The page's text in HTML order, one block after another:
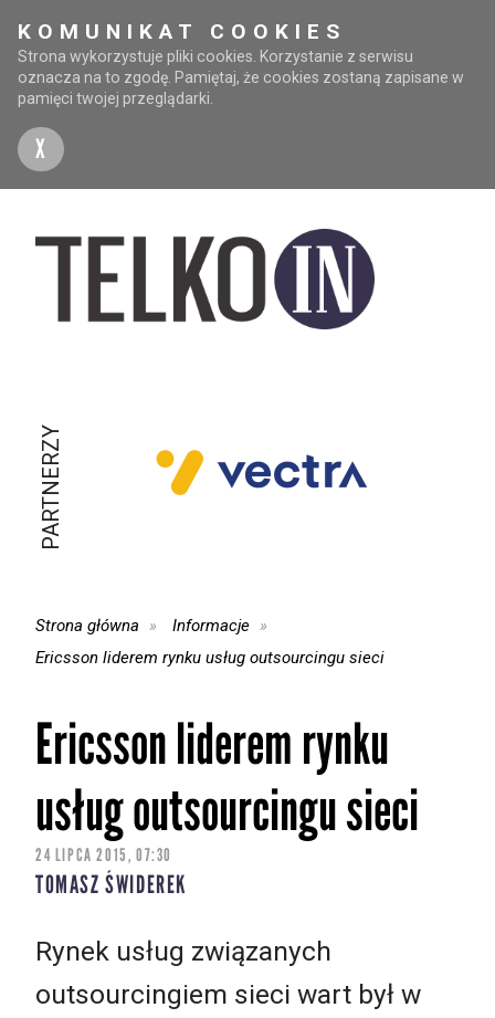
KOMUNIKAT COOKIES
Strona wykorzystuje pliki cookies. Korzystanie z serwisu
oznacza na to zgodę. Pamiętaj, że cookies zostaną zapisane w
pamięci twojej przeglądarki.
X
PARTNERZY
Strona główna
Informacje
Ericsson liderem rynku usług outsourcingu sieci
Ericsson liderem rynku
usług outsourcingu sieci
24 LIPCA 2015, 07:30
TOMASZ ŚWIDEREK
Rynek usług związanych
outsourcingiem sieci wart był w